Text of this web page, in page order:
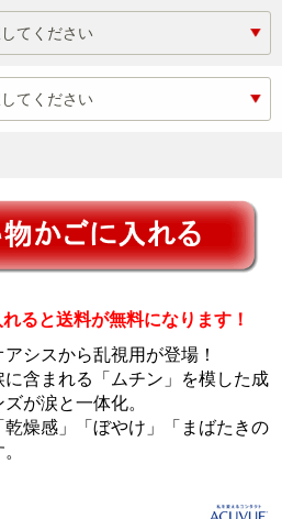
ると送料が無料になります！
シスから乱視用が登場！
含まれる「ムチン」を模した成
が涙と一体化。
燥感」「ぼやけ」「まばたきの